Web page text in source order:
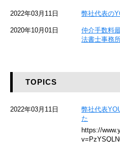
京成本線
東海道新幹線
2022年03月11日 弊社代表の
2020年10月01日
仲介手数料
法書士事務
TOPICS
2022年03月11日
弊社代表
た
https://